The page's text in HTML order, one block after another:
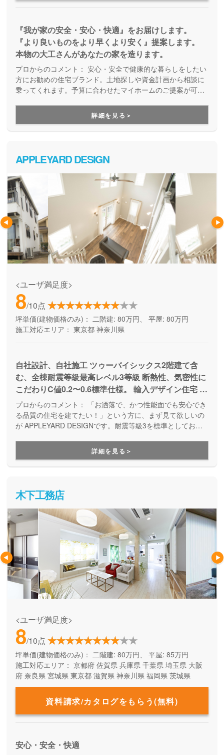
『我が家の安全・安心・快適』をお届けします。
『より良いものをより早くより安く』提案します。
本物の大工さんがあなたの家を造ります。
プロからのコメント： 安心・安全で健康的な暮らしをしたい
方にお勧めの住宅ブランド。土地探しや資金計画から相談に
乗ってくれます。予算に合わせたマイホームのご提案が可能
詳細を見る＞
APPLEYARD DESIGN
<ユーザ満足度>
8/10点
坪単価(建物価格のみ)： 二階建: 80万円、 平屋: 80万円
施工対応エリア： 東京都 神奈川県
自社設計、自社施工 ツゥーバイシックス2階建て含
む、全棟耐震等級最高レベル3等級 断熱性、気密性に
こだわりC値0.2〜0.6標準仕様。 輸入デザイン住宅 自
然素材、無垢材ドア、無垢フローリングを標準。 資
産価値が落ちない、輸入デザイン住宅、100年住める
家。インテリアコーディネーターと一緒に詳細な打ち
プロからのコメント：
「お洒落で、かつ性能面でも安心でき
る品質の住宅を建てたい！」という方に、まず見て欲しいの
が APPLEYARD DESIGNです。耐震等級3を標準としてお
ど、満足のいく高性能なお家づくりが出来ます。また、自社
設計・自社施工なので、ご予算に合わせてオーダーメイドの
お家づくりが実現できる点も安心してお家づくりを任せられ
詳細を見る＞
木下工務店
<ユーザ満足度>
8/10点
坪単価(建物価格のみ)： 二階建: 80万円、 平屋: 85万円
施工対応エリア： 京都府 佐賀県 兵庫県 千葉県 埼玉県 大阪
府 奈良県 宮城県 東京都 滋賀県 神奈川県 福岡県 茨城県
資料請求/カタログをもらう(無料)
安心・安全・快適